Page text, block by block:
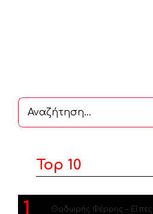
Αναζήτηση
...
Top 10
1 Θοδωρής Φέρρης – Είπες